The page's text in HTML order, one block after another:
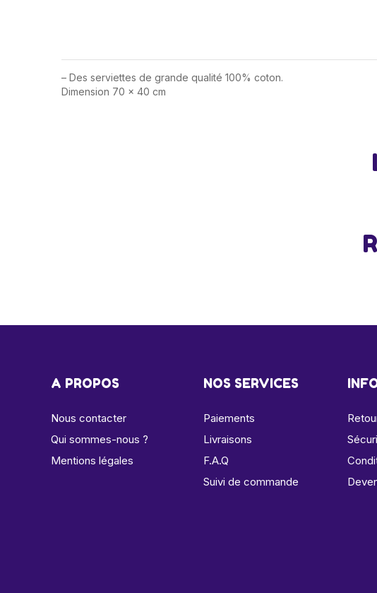
– Des serviettes de grande qualité 100% coton.
Dimension 70 x 40 cm
A PROPOS
Nous contacter
Qui sommes-nous ?
Mentions légales
NOS SERVICES
Paiements
Livraisons
F.A.Q
Suivi de commande